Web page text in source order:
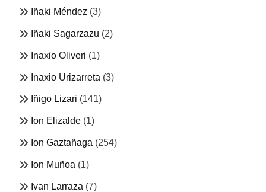
Iñaki Méndez (3)
Iñaki Sagarzazu (2)
Inaxio Oliveri (1)
Inaxio Urizarreta (3)
Iñigo Lizari (141)
Ion Elizalde (1)
Ion Gaztañaga (254)
Ion Muñoa (1)
Ivan Larraza (7)